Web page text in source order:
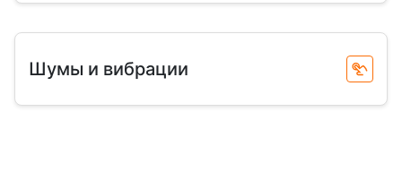
Шумы и вибрации